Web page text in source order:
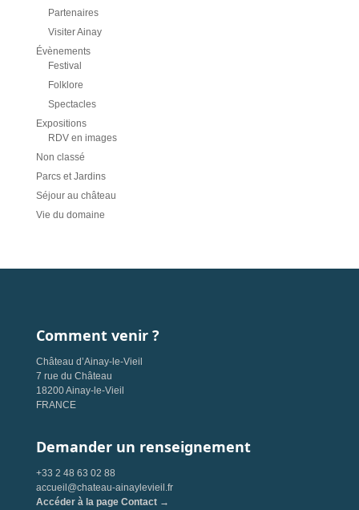
Partenaires
Visiter Ainay
Évènements
Festival
Folklore
Spectacles
Expositions
RDV en images
Non classé
Parcs et Jardins
Séjour au château
Vie du domaine
Comment venir ?
Château d’Ainay-le-Vieil
7 rue du Château
18200 Ainay-le-Vieil
FRANCE
Demander un renseignement
+33 2 48 63 02 88
accueil@chateau-ainaylevieil.fr
Accéder à la page Contact →